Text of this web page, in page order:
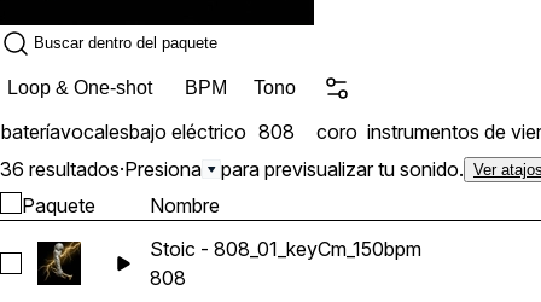
Loop & One-shot BPM Tono
bateríavocalesbajo eléctrico 808 coro instrumentos de
36 resultados·Presiona para previsualizar tu sonido. Ver
Paquete Nombre
Seleccionar Stoic - 808_01_keyCm_150bpm
Stoic - 808_01_keyCm_150bpm
808